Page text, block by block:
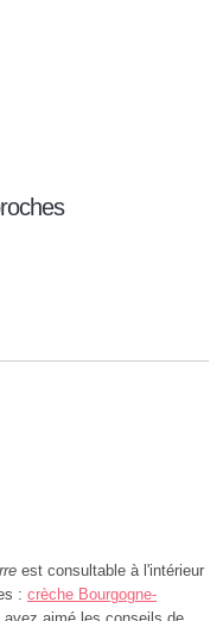
est consultable à l'intérieur
: crèche Bourgogne-